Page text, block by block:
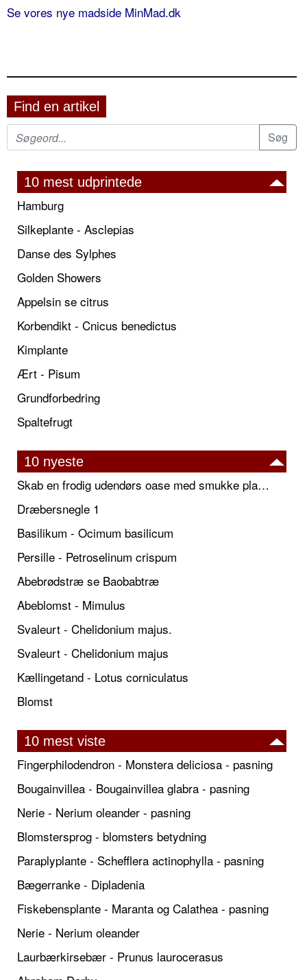
Se vores nye madside MinMad.dk
Find en artikel
10 mest udprintede
Hamburg
Silkeplante - Asclepias
Danse des Sylphes
Golden Showers
Appelsin se citrus
Korbendikt - Cnicus benedictus
Kimplante
Ært - Pisum
Grundforbedring
Spaltefrugt
10 nyeste
Skab en frodig udendørs oase med smukke plantekrukker og elegante espalier
Dræbersnegle 1
Basilikum - Ocimum basilicum
Persille - Petroselinum crispum
Abebrødstræ se Baobabtræ
Abeblomst - Mimulus
Svaleurt - Chelidonium majus.
Svaleurt - Chelidonium majus
Kællingetand - Lotus corniculatus
Blomst
10 mest viste
Fingerphilodendron - Monstera deliciosa - pasning
Bougainvillea - Bougainvillea glabra - pasning
Nerie - Nerium oleander - pasning
Blomstersprog - blomsters betydning
Paraplyplante - Schefflera actinophylla - pasning
Bægerranke - Dipladenia
Fiskebensplante - Maranta og Calathea - pasning
Nerie - Nerium oleander
Laurbærkirsebær - Prunus laurocerasus